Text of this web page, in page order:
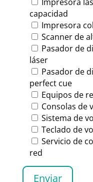
capacidad
Impresora
Scanner de
Pasador de
láser
Pasador de
perfect cue
Equipos de
Consolas de
Sistema de
Teclado de
Servicio de
red
Enviar